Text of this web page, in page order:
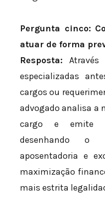
Pergunta cinco:
atuar de forma
Resposta:
especializadas
cargos ou
advogado analisa a
cargo e emite
desenhando o
aposentadoria e
maximização
mais estrita